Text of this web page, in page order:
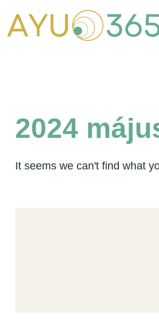
content
2024
It seems we can't find what